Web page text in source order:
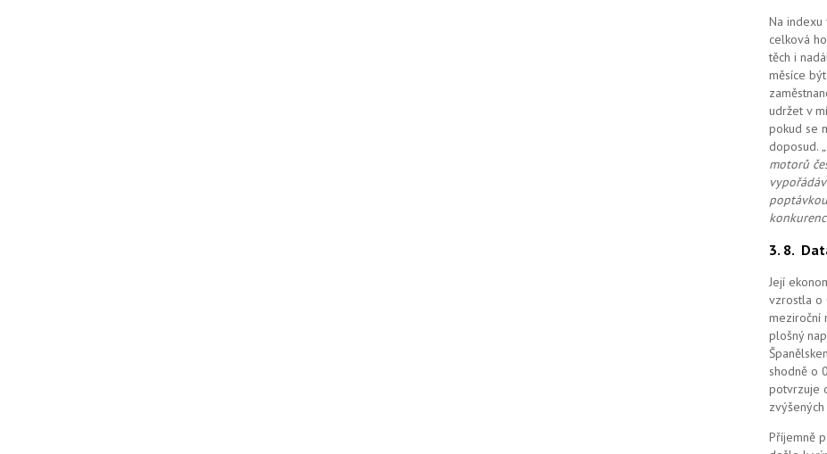
Na indexu
celková
těch i
měsíce
udržet v
pokud se
doposud.
motorů
3. 8.
Její
vzrostla o
meziroční
plošný
shodně o
potvrzuje
Příjemně